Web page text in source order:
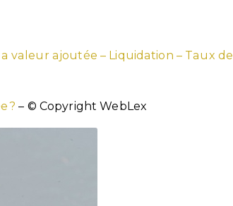
valeur ajoutée – Liquidation – Taux de
?– © Copyright WebLex